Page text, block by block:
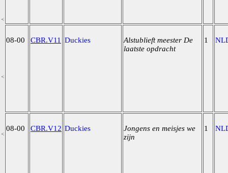
08-00 CBR.V11 Duckies
Alstublieft meester De
laatste opdracht
1
08-00 CBR.V12 Duckies
Jongens en meisjes we
zijn
1